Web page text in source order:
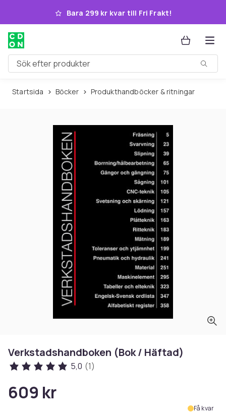
Hoppa till huvudinnehållet
Bara 299 kr kvar till Fri Frakt!
Sök efter produkter
Startsida Böcker Produkthandböcker & ritningar
Verkstadshandboken (Bok / Häftad)
5,0 (1)
609 kr
Få kvar